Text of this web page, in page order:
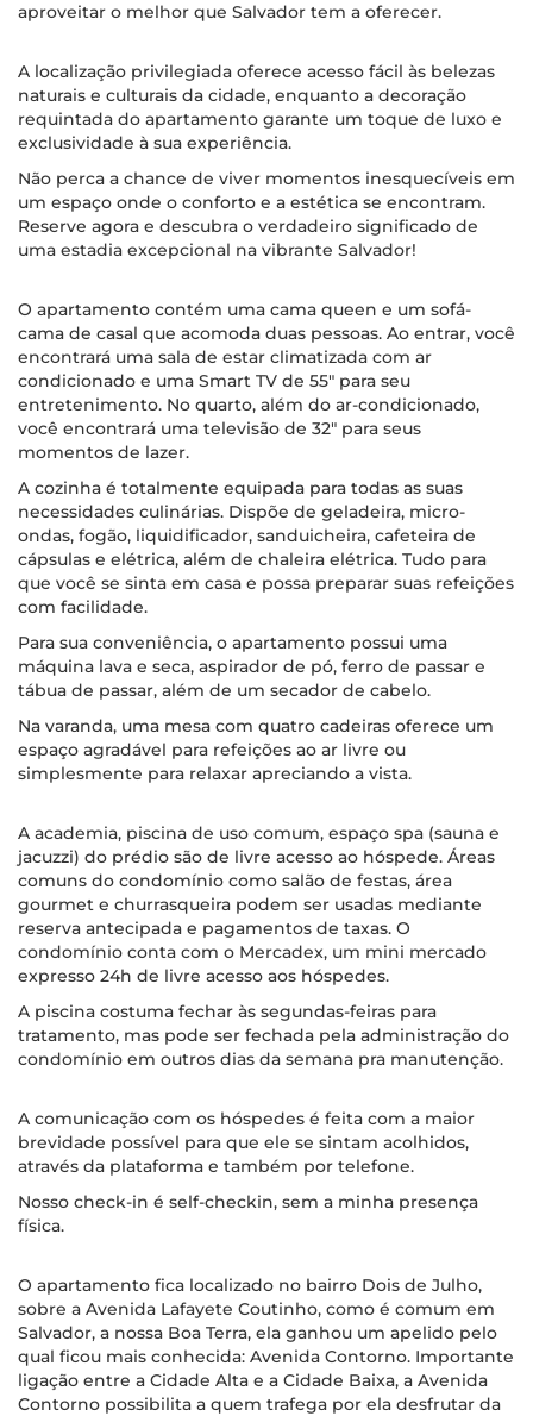
aproveitar o melhor que Salvador tem a oferecer.
A localização privilegiada oferece acesso fácil às belezas
naturais e culturais da cidade, enquanto a decoração
requintada do apartamento garante um toque de luxo e
exclusividade à sua experiência.
Não perca a chance de viver momentos inesquecíveis em
um espaço onde o conforto e a estética se encontram.
Reserve agora e descubra o verdadeiro significado de
uma estadia excepcional na vibrante Salvador!
O apartamento contém uma cama queen e um sofá-
cama de casal que acomoda duas pessoas. Ao entrar, você
encontrará uma sala de estar climatizada com ar
condicionado e uma Smart TV de 55" para seu
entretenimento. No quarto, além do ar-condicionado,
você encontrará uma televisão de 32" para seus
momentos de lazer.
A cozinha é totalmente equipada para todas as suas
necessidades culinárias. Dispõe de geladeira, micro-
ondas, fogão, liquidificador, sanduicheira, cafeteira de
cápsulas e elétrica, além de chaleira elétrica. Tudo para
que você se sinta em casa e possa preparar suas refeições
com facilidade.
Para sua conveniência, o apartamento possui uma
máquina lava e seca, aspirador de pó, ferro de passar e
tábua de passar, além de um secador de cabelo.
Na varanda, uma mesa com quatro cadeiras oferece um
espaço agradável para refeições ao ar livre ou
simplesmente para relaxar apreciando a vista.
A academia, piscina de uso comum, espaço spa (sauna e
jacuzzi) do prédio são de livre acesso ao hóspede. Áreas
comuns do condomínio como salão de festas, área
gourmet e churrasqueira podem ser usadas mediante
reserva antecipada e pagamentos de taxas. O
condomínio conta com o Mercadex, um mini mercado
expresso 24h de livre acesso aos hóspedes.
A piscina costuma fechar às segundas-feiras para
tratamento, mas pode ser fechada pela administração do
condomínio em outros dias da semana pra manutenção.
A comunicação com os hóspedes é feita com a maior
brevidade possível para que ele se sintam acolhidos,
através da plataforma e também por telefone.
Nosso check-in é self-checkin, sem a minha presença
física.
O apartamento fica localizado no bairro Dois de Julho,
sobre a Avenida Lafayete Coutinho, como é comum em
Salvador, a nossa Boa Terra, ela ganhou um apelido pelo
qual ficou mais conhecida: Avenida Contorno. Importante
ligação entre a Cidade Alta e a Cidade Baixa, a Avenida
Contorno possibilita a quem trafega por ela desfrutar da